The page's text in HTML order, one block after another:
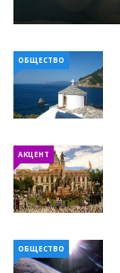
ОБЩЕСТВО
АКЦЕНТ
ОБЩЕСТВО